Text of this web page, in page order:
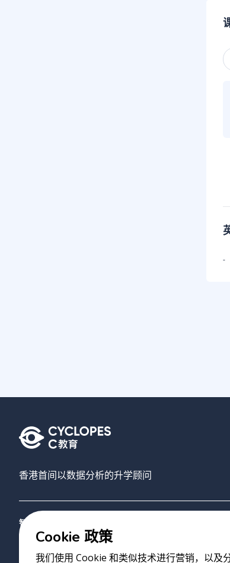
-
香港首间以数据分析的升学顾问
智禾教育
Cookie 政策
我们使用 Cookie 和类似技术进行营销，以及